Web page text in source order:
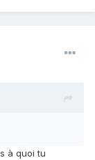
à quoi tu